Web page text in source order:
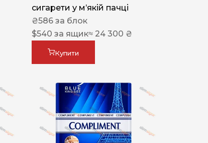
сигарети у м’якій пачці
₴586 за блок
$540 за ящик≈ 24 300 ₴
Купити